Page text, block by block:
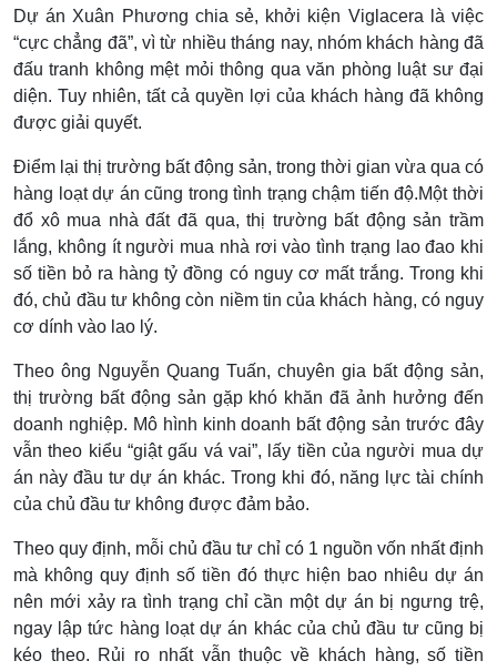
Dự án Xuân Phương chia sẻ, khởi kiện Viglacera là việc
“cực chẳng đã”, vì từ nhiều tháng nay, nhóm khách hàng đã
đấu tranh không mệt mỏi thông qua văn phòng luật sư đại
diện. Tuy nhiên, tất cả quyền lợi của khách hàng đã không
được giải quyết.
Điểm lại thị trường bất động sản, trong thời gian vừa qua có
hàng loạt dự án cũng trong tình trạng chậm tiến độ.Một thời
đổ xô mua nhà đất đã qua, thị trường bất động sản trầm
lắng, không ít người mua nhà rơi vào tình trạng lao đao khi
số tiền bỏ ra hàng tỷ đồng có nguy cơ mất trắng. Trong khi
đó, chủ đầu tư không còn niềm tin của khách hàng, có nguy
cơ dính vào lao lý.
Theo ông Nguyễn Quang Tuấn, chuyên gia bất động sản,
thị trường bất động sản gặp khó khăn đã ảnh hưởng đến
doanh nghiệp. Mô hình kinh doanh bất động sản trước đây
vẫn theo kiểu “giật gấu vá vai”, lấy tiền của người mua dự
án này đầu tư dự án khác. Trong khi đó, năng lực tài chính
của chủ đầu tư không được đảm bảo.
Theo quy định, mỗi chủ đầu tư chỉ có 1 nguồn vốn nhất định
mà không quy định số tiền đó thực hiện bao nhiêu dự án
nên mới xảy ra tình trạng chỉ cần một dự án bị ngưng trệ,
ngay lập tức hàng loạt dự án khác của chủ đầu tư cũng bị
kéo theo. Rủi ro nhất vẫn thuộc về khách hàng, số tiền